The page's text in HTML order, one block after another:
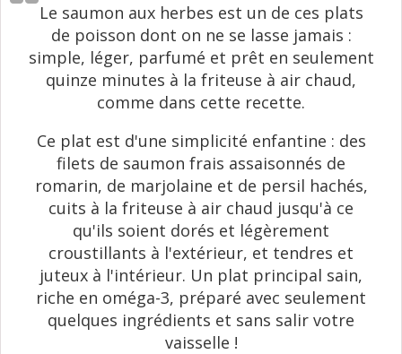
Le saumon aux herbes est un de ces plats
de poisson dont on ne se lasse jamais :
simple, léger, parfumé et prêt en seulement
quinze minutes à la friteuse à air chaud,
comme dans cette recette.
Ce plat est d'une simplicité enfantine : des
filets de saumon frais assaisonnés de
romarin, de marjolaine et de persil hachés,
cuits à la friteuse à air chaud jusqu'à ce
qu'ils soient dorés et légèrement
croustillants à l'extérieur, et tendres et
juteux à l'intérieur. Un plat principal sain,
riche en oméga-3, préparé avec seulement
quelques ingrédients et sans salir votre
vaisselle !